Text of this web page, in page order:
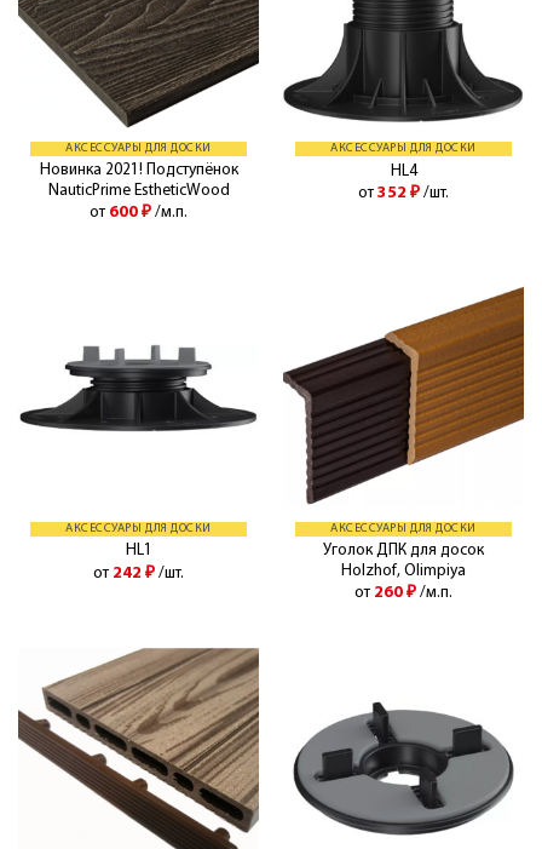
АКСЕССУАРЫ ДЛЯ ДОСКИ
Новинка 2021! Подступёнок
NauticPrime EstheticWood
от 600 ₽ /м.п.
АКСЕССУАРЫ ДЛЯ ДОСКИ
HL4
от 352 ₽ /шт.
АКСЕССУАРЫ ДЛЯ ДОСКИ
HL1
от 242 ₽ /шт.
АКСЕССУАРЫ ДЛЯ ДОСКИ
Уголок ДПК для досок
Holzhof, Olimpiya
от 260 ₽ /м.п.